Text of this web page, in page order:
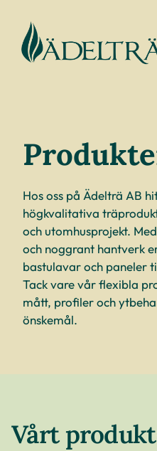
innehåll
Hos oss på Ädelträ AB
högkvalitativa
och utomhusprojekt.
och noggrant hantverk
bastulavar och paneler
Tack vare vår flexibla
mått, profiler och
önskemål.
Vårt